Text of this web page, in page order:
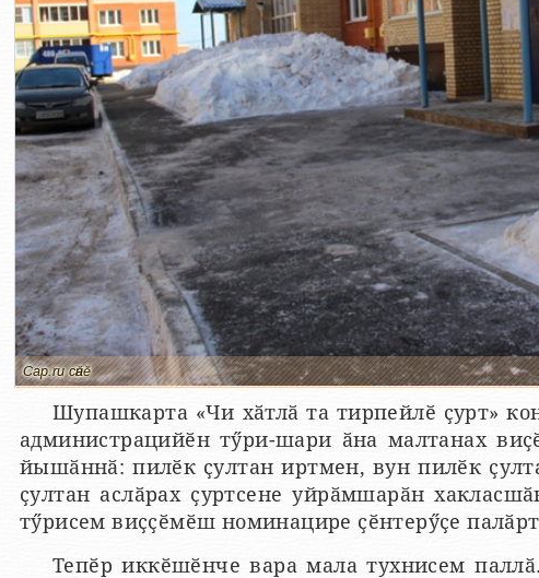
Сар.ru сӑнӗ
Шупашкарта «Чи хӑтлӑ та тирпейлӗ ҫурт»
администрацийӗн тӳри-шари ӑна малтанах
йышӑннӑ: пилӗк ҫултан иртмен, вун пилӗк
ҫултан аслӑрах ҫуртсене уйрӑмшарӑн
тӳрисем виҫҫӗмӗш номинацире ҫӗнтерӳҫе
Тепӗр иккӗшӗнче вара мала тухнисем